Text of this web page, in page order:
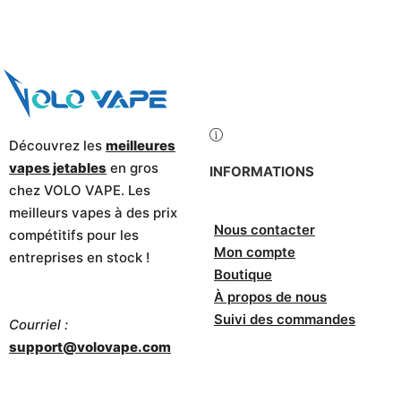
Découvrez les meilleures
vapes jetables en gros
chez VOLO VAPE. Les
meilleurs vapes à des prix
compétitifs pour les
entreprises en stock !
Courriel :
support@volovape.com
INFORMATIONS
Nous contacter
Mon compte
Boutique
À propos de nous
Suivi des commandes